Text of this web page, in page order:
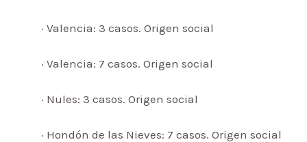
· Valencia: 3 casos. Origen social
· Valencia: 7 casos. Origen social
· Nules: 3 casos. Origen social
· Hondón de las Nieves: 7 casos. Origen social